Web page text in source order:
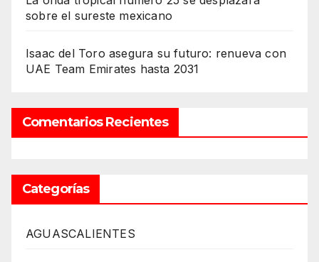
sobre el sureste mexicano
Isaac del Toro asegura su futuro: renueva con
UAE Team Emirates hasta 2031
Comentarios Recientes
Categorías
AGUASCALIENTES